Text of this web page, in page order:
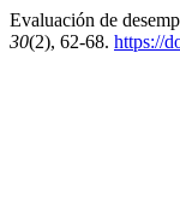
Evaluación de
30(2), 62-68. https://